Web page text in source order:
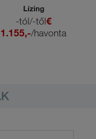
Lízing
-tól/-től€
1.155,-/havonta